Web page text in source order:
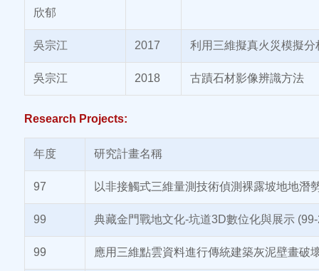
欣郁
吳宗江 2017 利用三維擬真火災模擬
吳宗江 2018 古蹟石材影像辨識方法
Research Projects:
年度 研究計畫名稱
97 以非接觸式三維量測技術偵測裸露坡地地潛
99 典藏金門戰地文化-坑道3D數位化與展示
99 應用三維點雲資料進行傳統建築灰泥壁畫破